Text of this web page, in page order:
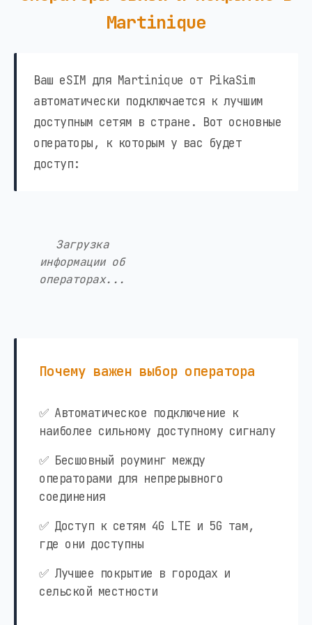
Martinique
Ваш eSIM для Martinique от PikaSim
автоматически подключается к лучшим
доступным сетям в стране. Вот основные
операторы, к которым у вас будет
доступ:
Загрузка
информации об
операторах...
Почему важен выбор оператора
✅ Автоматическое подключение к
наиболее сильному доступному сигналу
✅ Бесшовный роуминг между
операторами для непрерывного
соединения
✅ Доступ к сетям 4G LTE и 5G там,
где они доступны
✅ Лучшее покрытие в городах и
сельской местности